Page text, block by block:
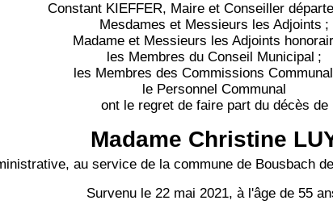
Constant KIEFFER, Maire et Conseiller
Mesdames et Messieurs les Adjoints ;
Madame et Messieurs les Adjoints
les Membres du Conseil Municipal ;
les Membres des Commissions
le Personnel Communal
ont le regret de faire part du décès de
Madame Christine
au service de la commune de Bousbach
Survenu le 22 mai 2021, à l'âge de 55